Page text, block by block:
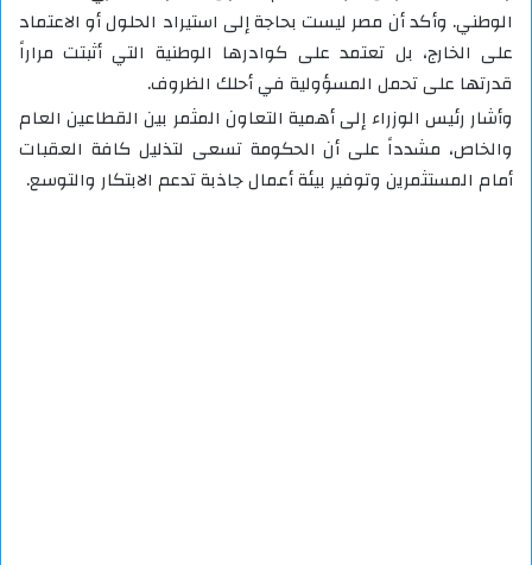
الوطني. وأكد أن مصر ليست بحاجة إلى استيراد الحلول أو الاعتماد
على الخارج، بل تعتمد على كوادرها الوطنية التي أثبتت مراراً
قدرتها على تحمل المسؤولية في أحلك الظروف.
وأشار رئيس الوزراء إلى أهمية التعاون المثمر بين القطاعين العام
والخاص، مشدداً على أن الحكومة تسعى لتذليل كافة العقبات
أمام المستثمرين وتوفير بيئة أعمال جاذبة تدعم الابتكار والتوسع.